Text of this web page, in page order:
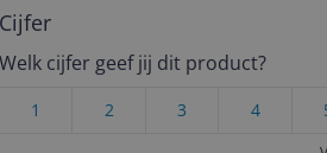
Cijfer
Welk cijfer geef jij dit product?
4
3
2
1